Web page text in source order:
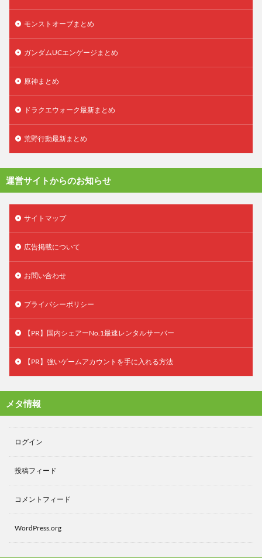
モンストオーブまとめ
ガンダムUCエンゲージまとめ
原神まとめ
ドラクエウォーク最新まとめ
荒野行動最新まとめ
運営サイトからのお知らせ
サイトマップ
広告掲載について
お問い合わせ
プライバシーポリシー
【PR】国内シェアーNo.1最速レンタルサーバー
【PR】強いゲームアカウントを手に入れる方法
メタ情報
ログイン
投稿フィード
コメントフィード
WordPress.org